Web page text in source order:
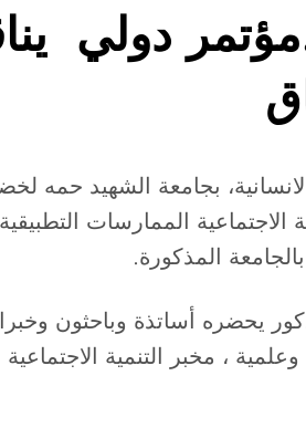
دولي
بجامعة الشهيد حمه
الاجتماعية الممارسات
المذكورة.
يحضره أساتذة وباحثون
، مخبر التنمية